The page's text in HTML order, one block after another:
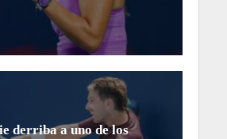
derriba a uno de los